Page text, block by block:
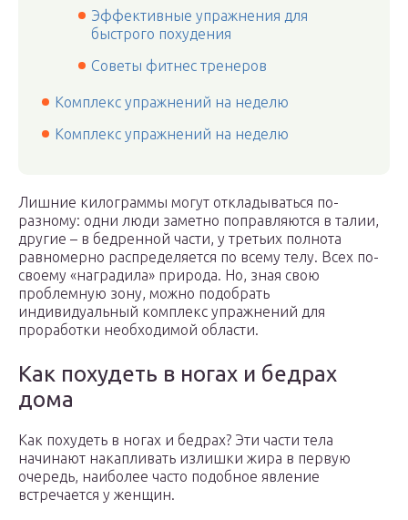
Эффективные упражнения для
быстрого похудения
Советы фитнес тренеров
Комплекс упражнений на неделю
Комплекс упражнений на неделю
Лишние килограммы могут откладываться по-
разному: одни люди заметно поправляются в талии,
другие – в бедренной части, у третьих полнота
равномерно распределяется по всему телу. Всех по-
своему «наградила» природа. Но, зная свою
проблемную зону, можно подобрать
индивидуальный комплекс упражнений для
проработки необходимой области.
Как похудеть в ногах и бедрах
дома
Как похудеть в ногах и бедрах? Эти части тела
начинают накапливать излишки жира в первую
очередь, наиболее часто подобное явление
встречается у женщин.